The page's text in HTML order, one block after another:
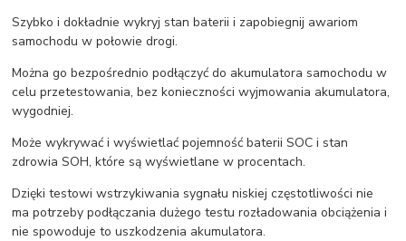
Szybko i dokładnie wykryj stan baterii i zapobiegnij awariom
samochodu w połowie drogi.
Można go bezpośrednio podłączyć do akumulatora samochodu w
celu przetestowania, bez konieczności wyjmowania akumulatora,
wygodniej.
Może wykrywać i wyświetlać pojemność baterii SOC i stan
zdrowia SOH, które są wyświetlane w procentach.
Dzięki testowi wstrzykiwania sygnału niskiej częstotliwości nie
ma potrzeby podłączania dużego testu rozładowania obciążenia i
nie spowoduje to uszkodzenia akumulatora.